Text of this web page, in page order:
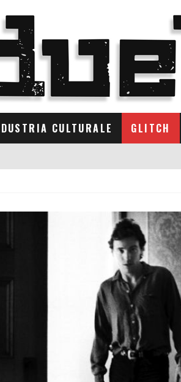
CULTURALE GLITCH